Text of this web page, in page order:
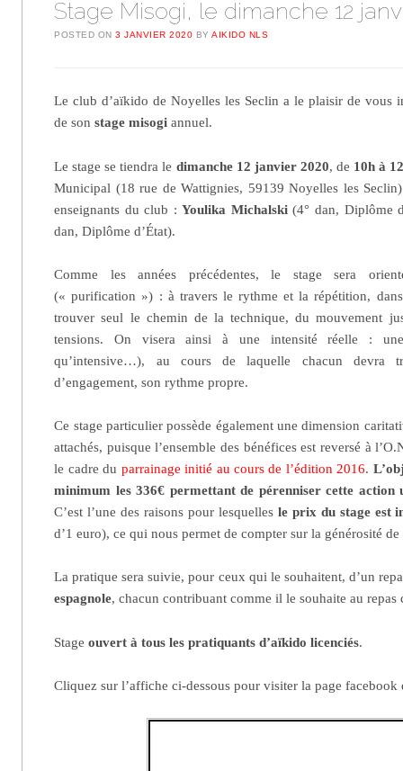
Stage Misogi, le dimanche 12
POSTED ON3 JANVIER 2020 BYAIKIDO NLS
Le club d’aïkido de Noyelles les Seclin a le plaisir de vous
de sonstage misogi annuel.
Le stage se tiendra le dimanche 12 janvier 2020, de 10h à
Municipal (18 rue de Wattignies, 59139 Noyelles les
enseignants du club :Youlika Michalski(4° dan, Diplôme
dan, Diplôme d’État).
Comme les années précédentes, le stage sera
(« purification ») : à travers le rythme et la répétition,
trouver seul le chemin de la technique, du mouvement
tensions. On visera ainsi à une intensité réelle :
qu’intensive…), au cours de laquelle chacun devra
d’engagement, son rythme propre.
Ce stage particulier possède également une dimension
attachés, puisque l’ensemble des bénéfices est reversé à
le cadre du parrainage initié au cours de l’édition 2016.
minimum les 336€ permettant de pérenniser cette action
C’est l’une des raisons pour lesquelles le prix du stage est
d’1 euro), ce qui nous permet de compter sur la générosité
La pratique sera suivie, pour ceux qui le souhaitent, d’un
espagnole, chacun contribuant comme il le souhaite au repas
Stageouvert à tous les pratiquants d’aïkido licenciés.
Cliquez sur l’affiche ci-dessous pour visiter la page facebook